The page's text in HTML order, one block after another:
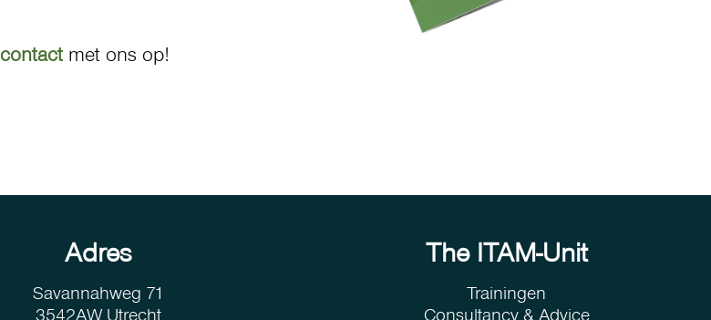
contact met ons op!
Adres
Savannahweg 71
3542AW Utrecht
The ITAM-Unit
Trainingen
Consultancy & Advice